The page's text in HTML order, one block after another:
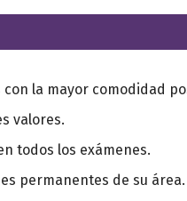
la mayor comodidad
valores.
todos los exámenes.
permanentes de su área.